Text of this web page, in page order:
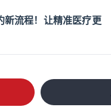
新流程！让精准医疗更